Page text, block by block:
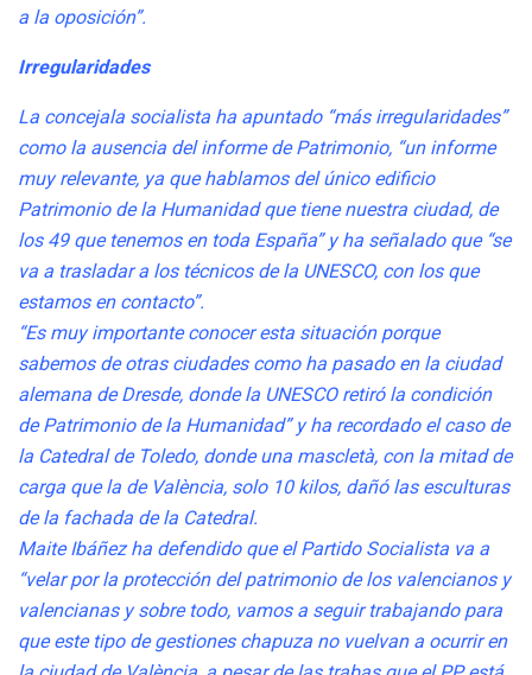
a la oposición”.
Irregularidades
La concejala socialista ha apuntado “más irregularidades”
como la ausencia del informe de Patrimonio, “un informe
muy relevante, ya que hablamos del único edificio
Patrimonio de la Humanidad que tiene nuestra ciudad, de
los 49 que tenemos en toda España” y ha señalado que “se
va a trasladar a los técnicos de la UNESCO, con los que
estamos en contacto”.
“Es muy importante conocer esta situación porque
sabemos de otras ciudades como ha pasado en la ciudad
alemana de Dresde, donde la UNESCO retiró la condición
de Patrimonio de la Humanidad” y ha recordado el caso de
la Catedral de Toledo, donde una mascletà, con la mitad de
carga que la de València, solo 10 kilos, dañó las esculturas
de la fachada de la Catedral.
Maite Ibáñez ha defendido que el Partido Socialista va a
“velar por la protección del patrimonio de los valencianos y
valencianas y sobre todo, vamos a seguir trabajando para
que este tipo de gestiones chapuza no vuelvan a ocurrir en